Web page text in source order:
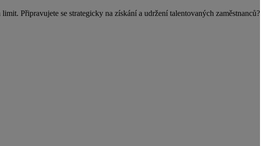
Připravujete se strategicky na získání a udržení talentovaných zaměstnanců?